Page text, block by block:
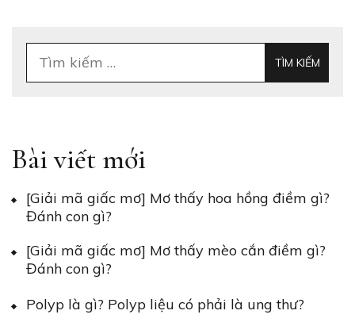
Tìm
Bài viết mới
[Giải mã giấc mơ] Mơ thấy hoa hồng điềm gì?
Đánh con gì?
[Giải mã giấc mơ] Mơ thấy mèo cắn điềm gì?
Đánh con gì?
Polyp là gì? Polyp liệu có phải là ung thư?